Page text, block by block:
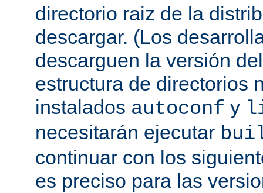
directorio raiz de la
descargar. (Los
descarguen la versión
estructura de directorios
instalados autoconf y
necesitarán ejecutar
continuar con los
es preciso para las